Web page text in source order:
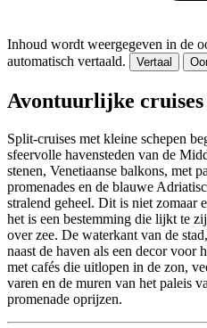
Inhoud wordt weergegeven in de
automatisch vertaald.
Vertaal
Avontuurlijke
Split-cruises met kleine schepen
sfeervolle havensteden van de
stenen, Venetiaanse balkons, met
promenades en de blauwe
stralend geheel. Dit is niet zomaar
het is een bestemming die lijkt te
over zee. De waterkant van de
naast de haven als een decor voor
met cafés die uitlopen in de zon,
varen en de muren van het paleis
promenade oprijzen.